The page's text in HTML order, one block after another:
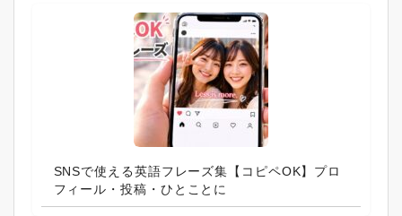
SNSで使える英語フレーズ集【コピペOK】プロ
フィール・投稿・ひとことに